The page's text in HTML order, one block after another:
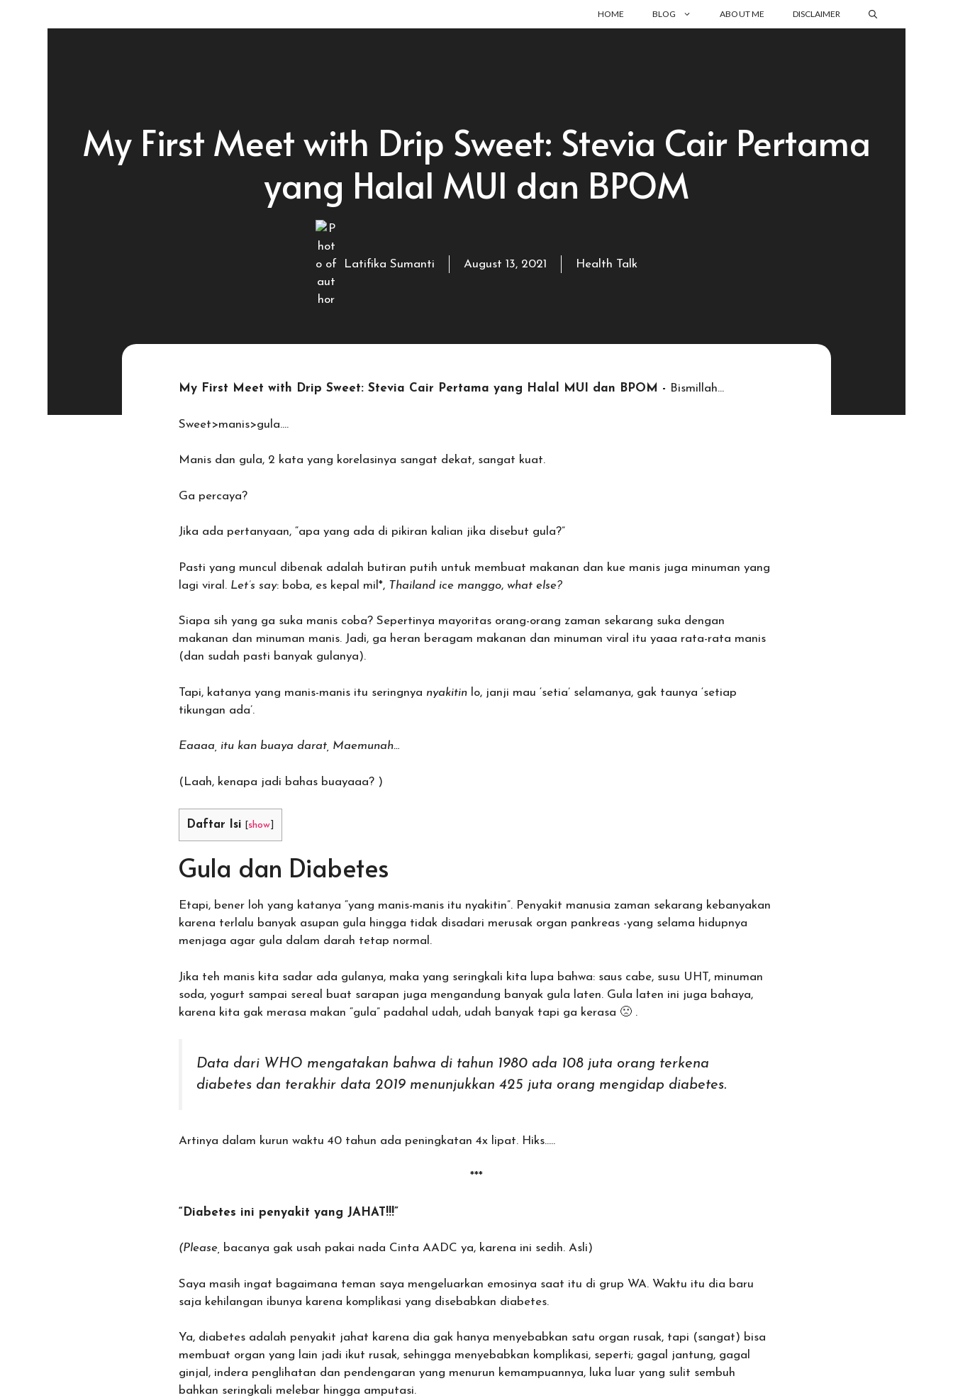
HOME BLOG ABOUT ME DISCLAIMER
My First Meet with Drip Sweet: Stevia Cair Pertama
yang Halal MUI dan BPOM
Latifika Sumanti August 13, 2021 Health Talk
My First Meet with Drip Sweet: Stevia Cair Pertama yang Halal MUI dan BPOM - Bismillah…
Sweet>manis>gula….
Manis dan gula, 2 kata yang korelasinya sangat dekat, sangat kuat.
Ga percaya?
Jika ada pertanyaan, “apa yang ada di pikiran kalian jika disebut gula?”
Pasti yang muncul dibenak adalah butiran putih untuk membuat makanan dan kue manis juga minuman yang
lagi viral. Let’s say: boba, es kepal mil*, Thailand ice manggo, what else?
Siapa sih yang ga suka manis coba? Sepertinya mayoritas orang-orang zaman sekarang suka dengan
makanan dan minuman manis. Jadi, ga heran beragam makanan dan minuman viral itu yaaa rata-rata manis
(dan sudah pasti banyak gulanya).
Tapi, katanya yang manis-manis itu seringnya nyakitin lo, janji mau ‘setia’ selamanya, gak taunya ‘setiap
tikungan ada’.
Eaaaa, itu kan buaya darat, Maemunah…
(Laah, kenapa jadi bahas buayaaa? )
Daftar Isi [show
Gula dan Diabetes
Etapi, bener loh yang katanya “yang manis-manis itu nyakitin”. Penyakit manusia zaman sekarang kebanyakan
karena terlalu banyak asupan gula hingga tidak disadari merusak organ pankreas -yang selama hidupnya
menjaga agar gula dalam darah tetap normal.
Jika teh manis kita sadar ada gulanya, maka yang seringkali kita lupa bahwa: saus cabe, susu UHT, minuman
soda, yogurt sampai sereal buat sarapan juga mengandung banyak gula laten. Gula laten ini juga bahaya,
karena kita gak merasa makan “gula” padahal udah, udah banyak tapi ga kerasa 🙁 .
Data dari WHO mengatakan bahwa di tahun 1980 ada 108 juta orang terkena
diabetes dan terakhir data 2019 menunjukkan 425 juta orang mengidap diabetes.
Artinya dalam kurun waktu 40 tahun ada peningkatan 4x lipat. Hiks…..
***
“Diabetes ini penyakit yang JAHAT!!!”
(Please, bacanya gak usah pakai nada Cinta AADC ya, karena ini sedih. Asli)
Saya masih ingat bagaimana teman saya mengeluarkan emosinya saat itu di grup WA. Waktu itu dia baru
saja kehilangan ibunya karena komplikasi yang disebabkan diabetes.
Ya, diabetes adalah penyakit jahat karena dia gak hanya menyebabkan satu organ rusak, tapi (sangat) bisa
membuat organ yang lain jadi ikut rusak, sehingga menyebabkan komplikasi, seperti; gagal jantung, gagal
ginjal, indera penglihatan dan pendengaran yang menurun kemampuannya, luka luar yang sulit sembuh
bahkan seringkali melebar hingga amputasi.